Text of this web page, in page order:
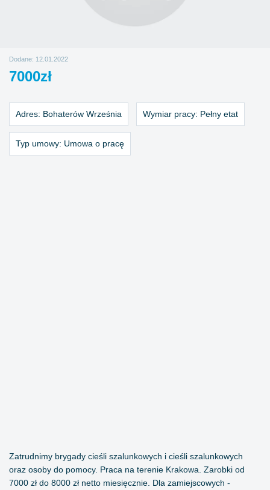
Dodane: 12.01.2022
7000zł
Adres: Bohaterów Września Wymiar pracy: Pełny etat
Typ umowy: Umowa o pracę
Zatrudnimy brygady cieśli szalunkowych i cieśli szalunkowych
oraz osoby do pomocy. Praca na terenie Krakowa. Zarobki od
7000 zł do 8000 zł netto miesięcznie. Dla zamiejscowych -